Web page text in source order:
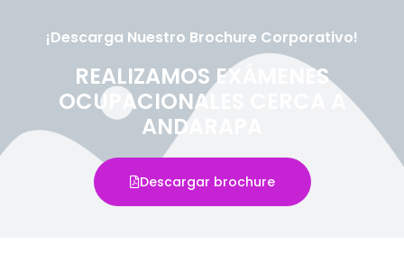
¡Descarga Nuestro Brochure Corporativo!
REALIZAMOS EXÁMENES
OCUPACIONALES CERCA A
ANDARAPA
Descargar brochure